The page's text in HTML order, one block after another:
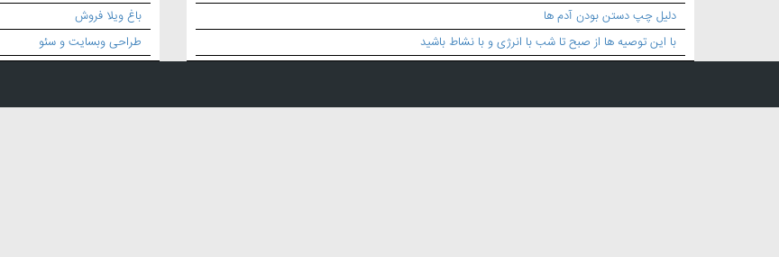
باغ ویلا فروش
طراحی وبسایت و سئو
دلیل چپ دستن بودن آدم ها
با این توصیه ها از صبح تا شب با انرژی و با نشاط باشید